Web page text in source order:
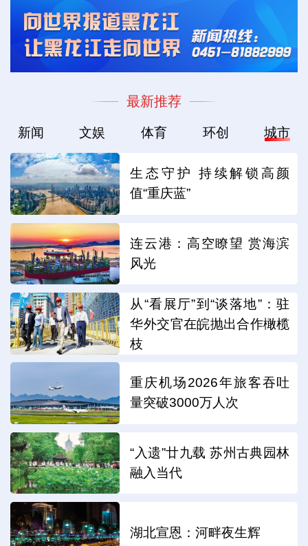
最新推荐
新闻 文娱 体育 环创 城市
生态守护 持续解锁高颜
值“重庆蓝”
连云港：高空瞭望 赏海滨
风光
从“看展厅”到“谈落地”：驻
华外交官在皖抛出合作橄榄
枝
重庆机场2026年旅客吞吐
量突破3000万人次
“入遗”廿九载 苏州古典园林
融入当代
湖北宣恩：河畔夜生辉